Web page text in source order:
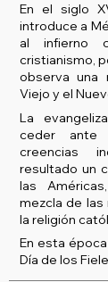
En el siglo
introduce a
al infierno
cristianismo,
observa una
Viejo y el
La
ceder ante
creencias
resultado un
las
mezcla de las
la religión
En esta
Día de los